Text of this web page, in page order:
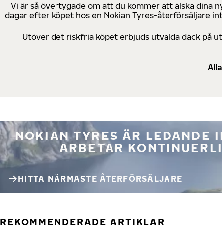
Vi är så övertygade om att du kommer att älska dina
dagar efter köpet hos en Nokian Tyres-återförsäljare
Utöver det riskfria köpet erbjuds utvalda däck på
NOKIAN TYRES ÄR LEDANDE
ARBETAR
HITTA NÄRMASTE ÅTERFÖRSÄLJARE
REKOMMENDERADE ARTIKLAR